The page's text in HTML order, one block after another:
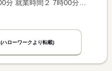
(ハローワークより転載)